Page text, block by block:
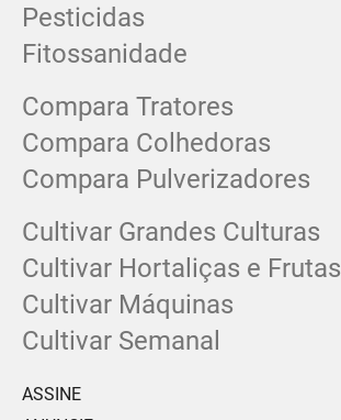
Pesticidas
Fitossanidade
Compara Tratores
Compara Colhedoras
Compara Pulverizadores
Cultivar Grandes Culturas
Cultivar Hortaliças e Frutas
Cultivar Máquinas
Cultivar Semanal
ASSINE